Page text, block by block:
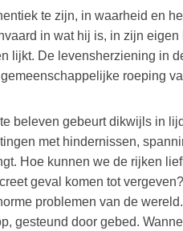
te zijn, in waarheid en
in wat hij is, in zijn eigen
lijkt. De levensherziening in
roeping
beleven gebeurt dikwijls in
met hindernissen,
Hoe kunnen we de rijken
geval komen tot
problemen van de
gesteund door gebed.